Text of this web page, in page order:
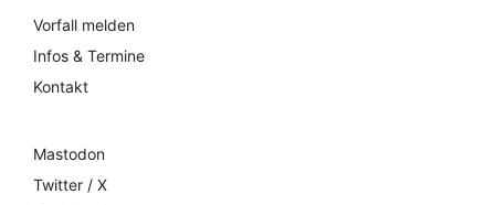
Vorfall melden
Infos & Termine
Kontakt
Mastodon
Twitter / X